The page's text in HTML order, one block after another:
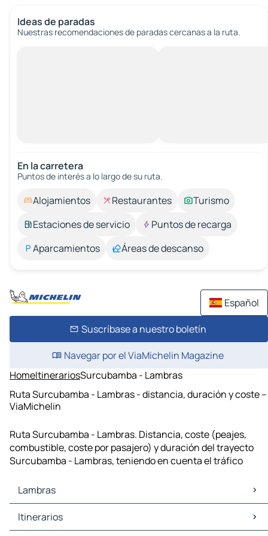
Ideas de paradas
Nuestras recomendaciones de paradas cercanas a la ruta.
En la carretera
Puntos de interés a lo largo de su ruta.
Alojamientos Restaurantes
Turismo
Estaciones de servicio
Puntos de recarga
Aparcamientos
Áreas de descanso
Español
Suscríbase a nuestro boletín
Navegar por el ViaMichelin Magazine
HomeItinerariosSurcubamba - Lambras
Ruta Surcubamba - Lambras - distancia, duración y coste –
ViaMichelin
Ruta Surcubamba - Lambras. Distancia, coste (peajes,
combustible, coste por pasajero) y duración del trayecto
Surcubamba - Lambras, teniendo en cuenta el tráfico
Lambras
Lambras Mapas Planos
Lambras Trafico
Itinerarios